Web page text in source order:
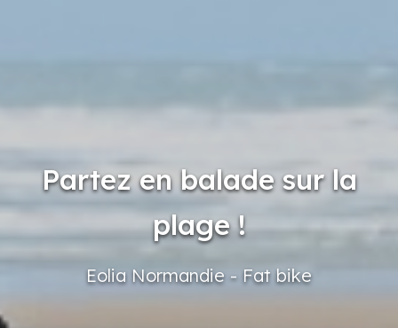
Partez en balade sur la
plage !
Eolia Normandie - Fat bike